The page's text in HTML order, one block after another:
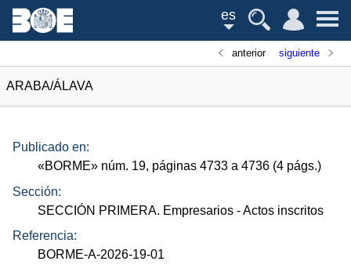
es
anterior siguiente
ARABA/ÁLAVA
Publicado en:
«BORME» núm. 19, páginas 4733 a 4736 (4 págs.)
Sección:
SECCIÓN PRIMERA. Empresarios - Actos inscritos
Referencia:
BORME-A-2026-19-01